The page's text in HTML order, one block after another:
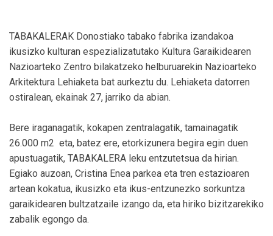
TABAKALERAK Donostiako tabako fabrika izandakoa
ikusizko kulturan espezializatutako Kultura Garaikidearen
Nazioarteko Zentro bilakatzeko helburuarekin Nazioarteko
Arkitektura Lehiaketa bat aurkeztu du. Lehiaketa datorren
ostiralean, ekainak 27, jarriko da abian.
Bere iraganagatik, kokapen zentralagatik, tamainagatik 
26.000 m2  eta, batez ere, etorkizunera begira egin duen
apustuagatik, TABAKALERA leku entzutetsua da hirian.
Egiako auzoan, Cristina Enea parkea eta tren estazioaren
artean kokatua, ikusizko eta ikus-entzunezko sorkuntza
garaikidearen bultzatzaile izango da, eta hiriko bizitzarekiko
zabalik egongo da.